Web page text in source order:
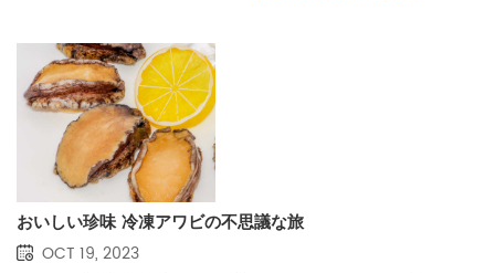
おいしい珍味 冷凍アワビの不思議な旅
OCT 19, 2023